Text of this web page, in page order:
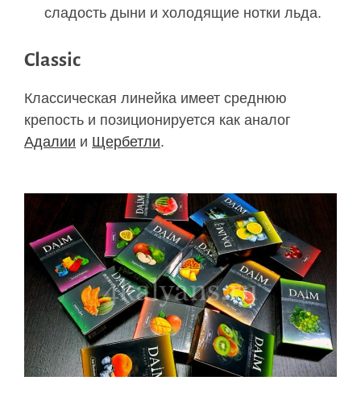
сладость дыни и холодящие нотки льда.
Classic
Классическая линейка имеет среднюю
крепость и позиционируется как аналог
Адалии и Щербетли.